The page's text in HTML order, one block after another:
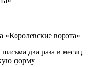
ворота»
два раза в месяц,
форму